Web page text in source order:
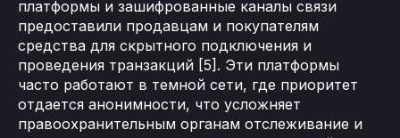
платформы и зашифрованные каналы связи
предоставили продавцам и покупателям
средства для скрытного подключения и
проведения транзакций [5]. Эти платформы
часто работают в темной сети, где приоритет
отдается анонимности, что усложняет
правоохранительным органам отслеживание и